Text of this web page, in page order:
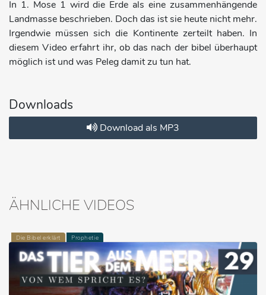
In 1. Mose 1 wird die Erde als eine zusammenhängende
Landmasse beschrieben. Doch das ist sie heute nicht mehr.
Irgendwie müssen sich die Kontinente zerteilt haben. In
diesem Video erfahrt ihr, ob das nach der bibel überhaupt
möglich ist und was Peleg damit zu tun hat.
Downloads
Download als MP3
ÄHNLICHE VIDEOS
Die Bibel erklärt Prophetie